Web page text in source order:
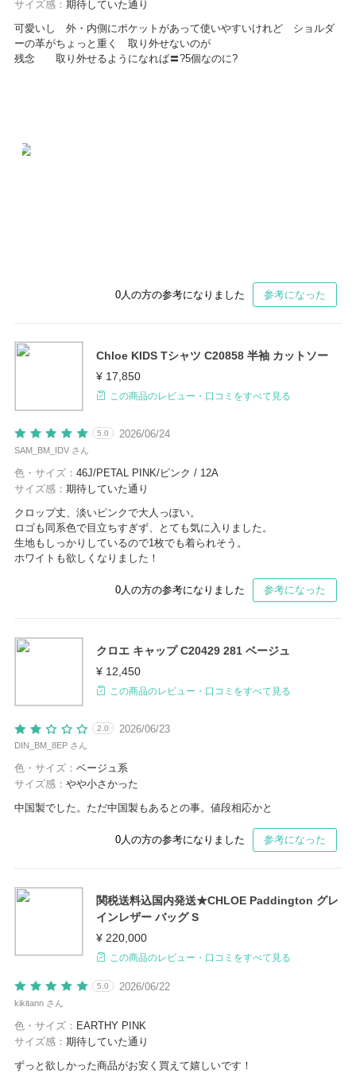
サイズ感： 期待していた通り
可愛いし 外・内側にポケットがあって使いやすいけれど ショルダ
ーの革がちょっと重く 取り外せないのが
残念 取り外せるようになれば〓?5個なのに?
0 人の方の参考になりました 参考になった
Chloe KIDS Tシャツ C20858 半袖 カットソー
¥ 17,850
この商品のレビュー・口コミをすべて見る
2026/06/24
5.0
SAM_BM_IDV さん
色・サイズ： 46J/PETAL PINK/ピンク / 12A
サイズ感： 期待していた通り
クロップ丈、淡いピンクで大人っぽい。
ロゴも同系色で目立ちすぎず、とても気に入りました。
生地もしっかりしているので1枚でも着られそう。
ホワイトも欲しくなりました！
0 人の方の参考になりました 参考になった
クロエ キャップ C20429 281 ベージュ
¥ 12,450
この商品のレビュー・口コミをすべて見る
2026/06/23
2.0
DIN_BM_8EP さん
色・サイズ： ベージュ系
サイズ感： やや小さかった
中国製でした。ただ中国製もあるとの事。値段相応かと
0 人の方の参考になりました 参考になった
関税送料込国内発送★CHLOE Paddington グレ
インレザー バッグ S
¥ 220,000
この商品のレビュー・口コミをすべて見る
2026/06/22
5.0
kikitann さん
色・サイズ： EARTHY PINK
サイズ感： 期待していた通り
ずっと欲しかった商品がお安く買えて嬉しいです！